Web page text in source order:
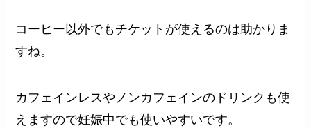
コーヒー以外でもチケットが使えるのは助かりま
すね。
カフェインレスやノンカフェインのドリンクも使
えますので妊娠中でも使いやすいです。